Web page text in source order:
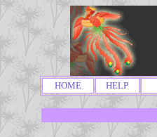
HOME HELP